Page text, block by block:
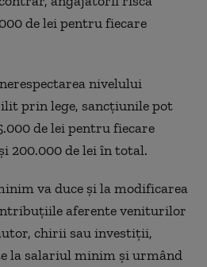
de lei pentru fiecare
nivelului
prin lege, sancțiunile pot
de lei pentru fiecare
200.000 de lei în total.
va duce și la modificarea
aferente veniturilor
chirii sau investiții,
la salariul minim și urmând